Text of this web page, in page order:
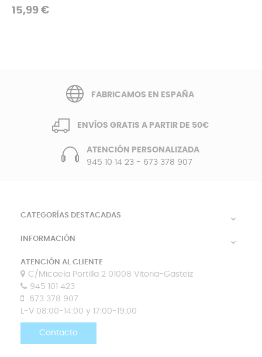
Precio
15,99 €
FABRICAMOS EN ESPAÑA
ENVÍOS GRATIS A PARTIR DE 50€
ATENCIÓN PERSONALIZADA
945 10 14 23- 673 378 907
CATEGORÍAS DESTACADAS 
INFORMACIÓN 
ATENCIÓN AL CLIENTE
C/Micaela Portilla 2 01008 Vitoria-Gasteiz
945 101 423
673 378 907
L-V 08:00-14:00 y 17:00-19:00
Contacto